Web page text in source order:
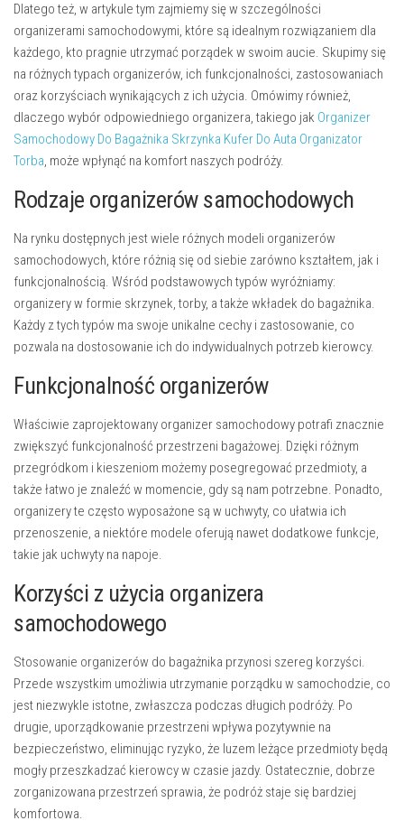
Dlatego też, w artykule tym zajmiemy się w szczególności
organizerami samochodowymi, które są idealnym rozwiązaniem dla
każdego, kto pragnie utrzymać porządek w swoim aucie. Skupimy się
na różnych typach organizerów, ich funkcjonalności, zastosowaniach
oraz korzyściach wynikających z ich użycia. Omówimy również,
dlaczego wybór odpowiedniego organizera, takiego jak Organizer
Samochodowy Do Bagażnika Skrzynka Kufer Do Auta Organizator
Torba, może wpłynąć na komfort naszych podróży.
Rodzaje organizerów samochodowych
Na rynku dostępnych jest wiele różnych modeli organizerów
samochodowych, które różnią się od siebie zarówno kształtem, jak i
funkcjonalnością. Wśród podstawowych typów wyróżniamy:
organizery w formie skrzynek, torby, a także wkładek do bagażnika.
Każdy z tych typów ma swoje unikalne cechy i zastosowanie, co
pozwala na dostosowanie ich do indywidualnych potrzeb kierowcy.
Funkcjonalność organizerów
Właściwie zaprojektowany organizer samochodowy potrafi znacznie
zwiększyć funkcjonalność przestrzeni bagażowej. Dzięki różnym
przegródkom i kieszeniom możemy posegregować przedmioty, a
także łatwo je znaleźć w momencie, gdy są nam potrzebne. Ponadto,
organizery te często wyposażone są w uchwyty, co ułatwia ich
przenoszenie, a niektóre modele oferują nawet dodatkowe funkcje,
takie jak uchwyty na napoje.
Korzyści z użycia organizera
samochodowego
Stosowanie organizerów do bagażnika przynosi szereg korzyści.
Przede wszystkim umożliwia utrzymanie porządku w samochodzie, co
jest niezwykle istotne, zwłaszcza podczas długich podróży. Po
drugie, uporządkowanie przestrzeni wpływa pozytywnie na
bezpieczeństwo, eliminując ryzyko, że luzem leżące przedmioty będą
mogły przeszkadzać kierowcy w czasie jazdy. Ostatecznie, dobrze
zorganizowana przestrzeń sprawia, że podróż staje się bardziej
komfortowa.